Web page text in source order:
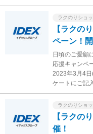
ラクのりショ
【ラクの
ペーン！開
日頃のご愛顧
応援キャンペ
2023年3月4
ケートにご記
ラクのりショ
【ラクの
催！